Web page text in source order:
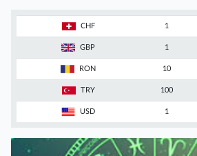
CHF 1
GBP 1
RON 10
TRY 100
USD 1